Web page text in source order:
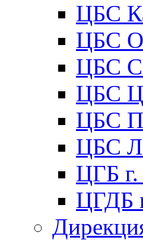
ЦБС
ЦБС
ЦБС
ЦБС
ЦБС
ЦБС
ЦГБ г.
ЦГДБ